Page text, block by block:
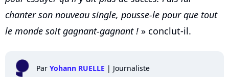
chanter son nouveau single, pousse-le pour que tout
le monde soit gagnant-gagnant ! » conclut-il.
Par Yohann RUELLE | Journaliste